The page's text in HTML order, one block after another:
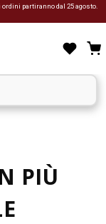
ordini partiranno dal 25 agosto.
PIÙ